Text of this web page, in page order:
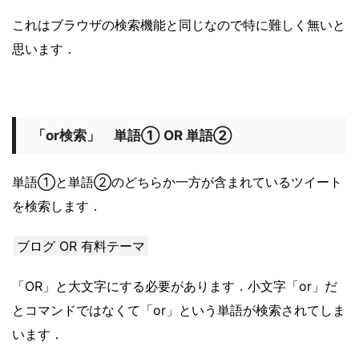
これはブラウザの検索機能と同じなので特に難しく無いと
思います．
「or検索」 単語① OR 単語②
単語①と単語②のどちらか一方が含まれているツイート
を検索します．
ブログ OR 有料テーマ
「OR」と大文字にする必要があります．小文字「or」だ
とコマンドではなくて「or」という単語が検索されてしま
います．